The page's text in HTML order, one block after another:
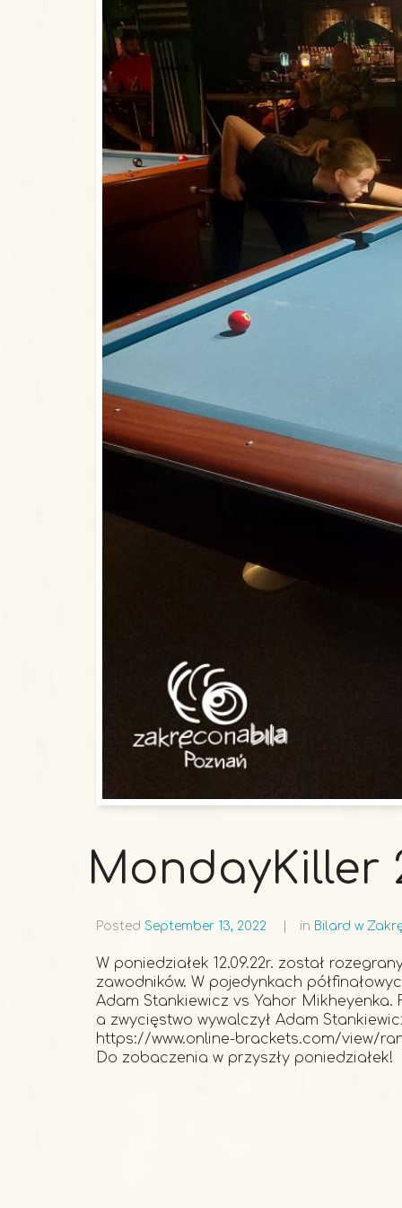
MondayKiller
Posted September 13, 2022 in Bilard w
W poniedziałek 12.09.22r. został
zawodników. W pojedynkach
Adam Stankiewicz vs Yahor
a zwycięstwo wywalczył Adam
https://www.online-brackets.com/view/
Do zobaczenia w przyszły poniedziałek!